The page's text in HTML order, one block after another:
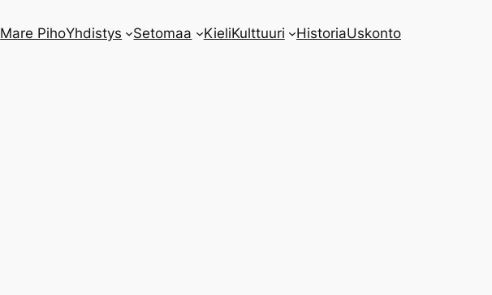
Mare PihoYhdistys Setomaa KieliKulttuuri HistoriaUskonto